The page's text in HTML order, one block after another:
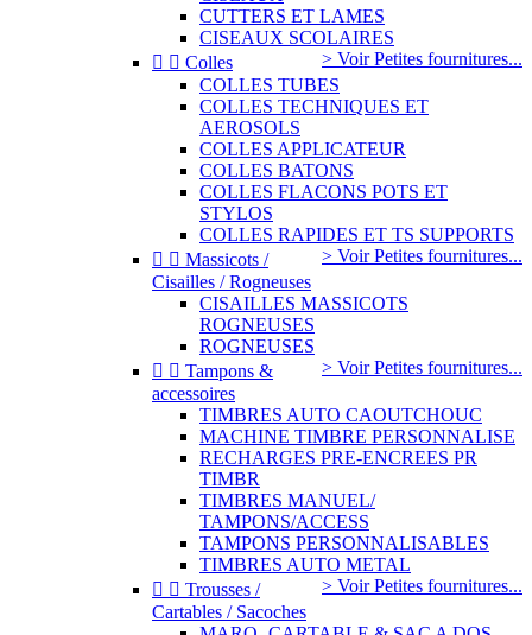
CUTTERS ET LAMES
CISEAUX SCOLAIRES
> Voir Petites fournitures...
  Colles
COLLES TUBES
COLLES TECHNIQUES ET
AEROSOLS
COLLES APPLICATEUR
COLLES BATONS
COLLES FLACONS POTS ET
STYLOS
COLLES RAPIDES ET TS SUPPORTS
> Voir Petites fournitures...
  Massicots /
Cisailles / Rogneuses
CISAILLES MASSICOTS
ROGNEUSES
ROGNEUSES
> Voir Petites fournitures...
  Tampons &
accessoires
TIMBRES AUTO CAOUTCHOUC
MACHINE TIMBRE PERSONNALISE
RECHARGES PRE-ENCREES PR
TIMBR
TIMBRES MANUEL/
TAMPONS/ACCESS
TAMPONS PERSONNALISABLES
TIMBRES AUTO METAL
> Voir Petites fournitures...
  Trousses /
Cartables / Sacoches